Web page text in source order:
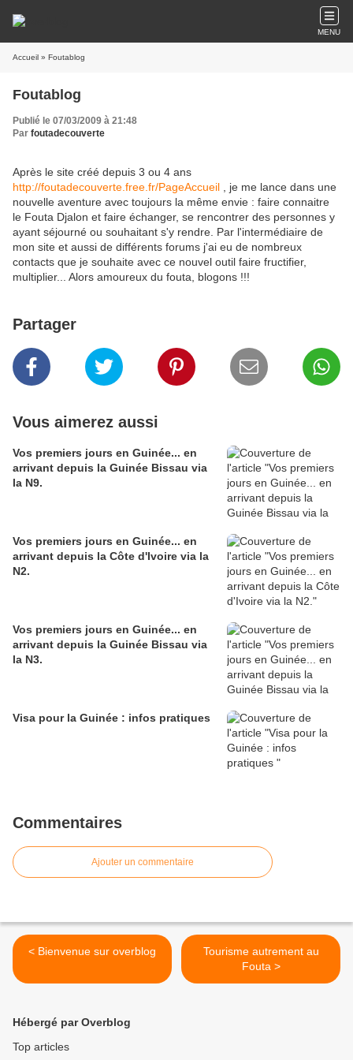
MENU
Accueil » Foutablog
Foutablog
Publié le 07/03/2009 à 21:48
Par foutadecouverte
Après le site créé depuis 3 ou 4 ans
http://foutadecouverte.free.fr/PageAccueil , je me lance dans une
nouvelle aventure avec toujours la même envie : faire connaitre
le Fouta Djalon et faire échanger, se rencontrer des personnes y
ayant séjourné ou souhaitant s'y rendre. Par l'intermédiaire de
mon site et aussi de différents forums j'ai eu de nombreux
contacts que je souhaite avec ce nouvel outil faire fructifier,
multiplier... Alors amoureux du fouta, blogons !!!
Partager
Vous aimerez aussi
Vos premiers jours en Guinée... en
arrivant depuis la Guinée Bissau via
la N9.
Vos premiers jours en Guinée... en
arrivant depuis la Côte d'Ivoire via la
N2.
Vos premiers jours en Guinée... en
arrivant depuis la Guinée Bissau via
la N3.
Visa pour la Guinée : infos pratiques
Commentaires
Ajouter un commentaire
< Bienvenue sur overblog
Tourisme autrement au
Fouta >
Hébergé par Overblog
Top articles